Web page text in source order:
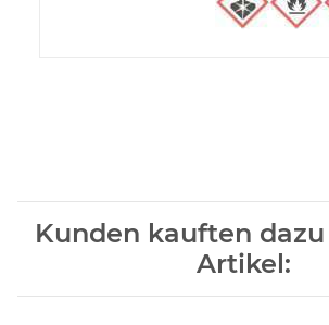
Kunden kauften
Artikel: